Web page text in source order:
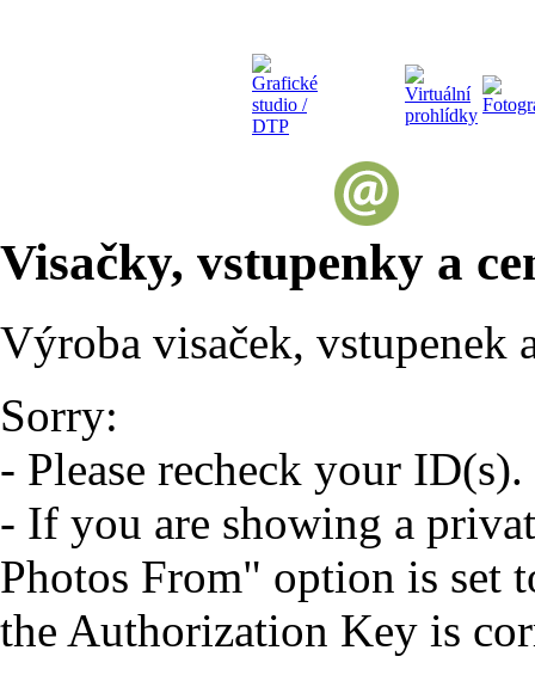
Visačky, vstupenky a
Výroba visaček, vstupenek
Sorry:
- Please recheck your ID(s).
- If you are showing a
Photos From" option is set
the Authorization Key is